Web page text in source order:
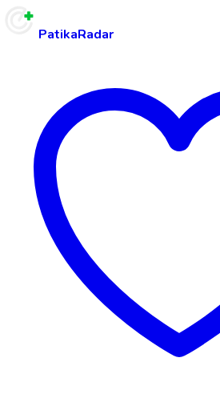
PatikaRadar